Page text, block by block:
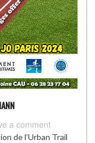
a comment
de l’Urban Trail